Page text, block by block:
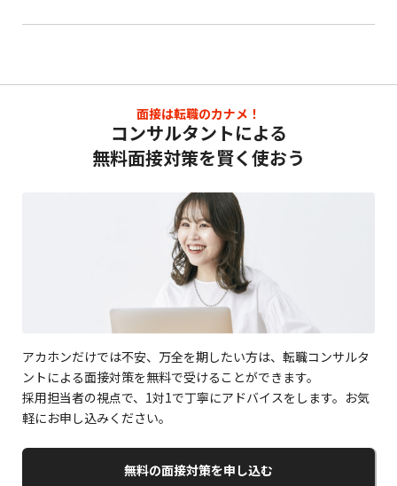
面接は転職のカナメ！
コンサルタントによる
無料面接対策を賢く使おう
アカホンだけでは不安、万全を期したい方は、転職コンサルタ
ントによる面接対策を無料で受けることができます。
採用担当者の視点で、1対1で丁寧にアドバイスをします。お気
軽にお申し込みください。
無料の面接対策を申し込む